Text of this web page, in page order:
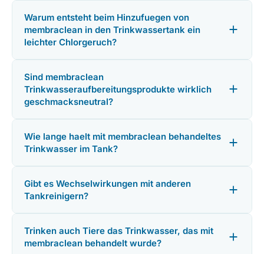
Warum entsteht beim Hinzufuegen von
membraclean in den Trinkwassertank ein
leichter Chlorgeruch?
Sind membraclean
Trinkwasseraufbereitungsprodukte wirklich
geschmacksneutral?
Wie lange haelt mit membraclean behandeltes
Trinkwasser im Tank?
Gibt es Wechselwirkungen mit anderen
Tankreinigern?
Trinken auch Tiere das Trinkwasser, das mit
membraclean behandelt wurde?